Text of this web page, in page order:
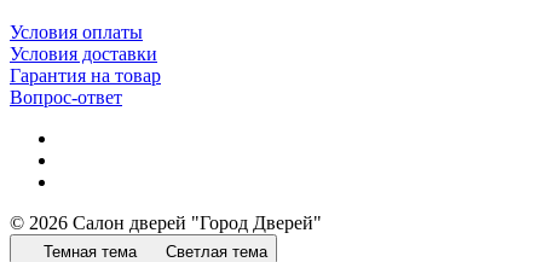
Условия оплаты
Условия доставки
Гарантия на товар
Вопрос-ответ
© 2026 Салон дверей "Город Дверей"
Темная тема Светлая тема